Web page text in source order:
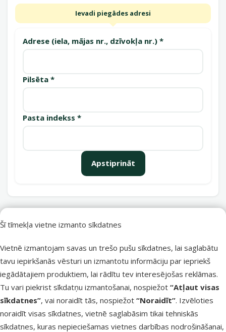
Šī tīmekļa vietne izmanto sīkdatnes
Vietnē izmantojam savas un trešo pušu sīkdatnes, lai saglabātu
tavu iepirkšanās vēsturi un izmantotu informāciju par iepriekš
iegādātajiem produktiem, lai rādītu tev interesējošas reklāmas.
Tu vari piekrist sīkdatņu izmantošanai, nospiežot “Atļaut visas
sīkdatnes”, vai noraidīt tās, nospiežot “Noraidīt”. Izvēloties
noraidīt visas sīkdatnes, vietnē saglabāsim tikai tehniskās
sīkdatnes, kuras nepieciešamas vietnes darbības nodrošināšanai,
Ievadi piegādes adresi
Adrese (iela, mājas nr., dzīvokļa nr.) *
Pilsēta *
Pasta indekss *
Apstiprināt
LATVIJAS PASTS nodaļas trešdien
OMNIVA pakomāti trešdien